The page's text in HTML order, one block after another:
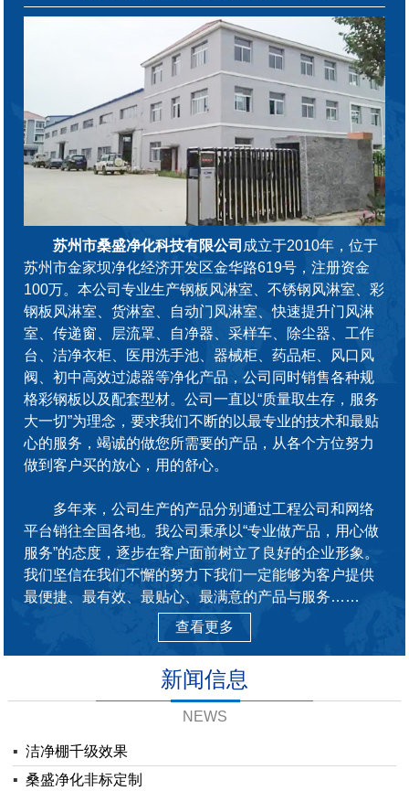
苏州市桑盛净化科技有限公司 成立于2010年，位于
苏州市金家坝净化经济开发区金华路619号，注册资金
100万。本公司专业生产钢板风淋室、不锈钢风淋室、彩
钢板风淋室、货淋室、自动门风淋室、快速提升门风淋
室、传递窗、层流罩、自净器、采样车、除尘器、工作
台、洁净衣柜、医用洗手池、器械柜、药品柜、风口风
阀、初中高效过滤器等净化产品，公司同时销售各种规
格彩钢板以及配套型材。公司一直以“质量取生存，服务
大一切”为理念，要求我们不断的以最专业的技术和最贴
心的服务，竭诚的做您所需要的产品，从各个方位努力
做到客户买的放心，用的舒心。
多年来，公司生产的产品分别通过工程公司和网络
平台销往全国各地。我公司秉承以“专业做产品，用心做
服务”的态度，逐步在客户面前树立了良好的企业形象。
我们坚信在我们不懈的努力下我们一定能够为客户提供
最便捷、最有效、最贴心、最满意的产品与服务……
查看更多
新闻信息
NEWS
▪ 洁净棚千级效果
▪ 桑盛净化非标定制